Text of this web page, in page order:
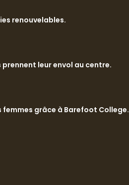
renouvelables.
prennent leur envol au centre.
grâce à Barefoot College.